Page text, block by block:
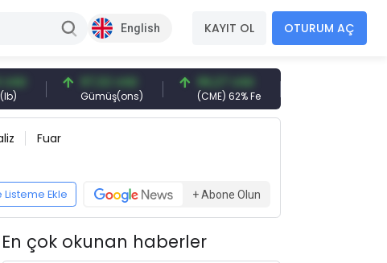
English KAYIT OL OTURUM AÇ
97,32 USD
Gümüş(ons)
96,27 USD
(CME) 62% Fe
377,25 USD
Gemi Söküm
Fuar
Listeme Ekle + Abone Olun
En çok okunan haberler